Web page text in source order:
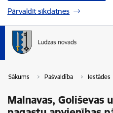
Pārvaldīt sīkdatnes
Sākums Pašvaldība Iestādes
Malnavas, Goliševas